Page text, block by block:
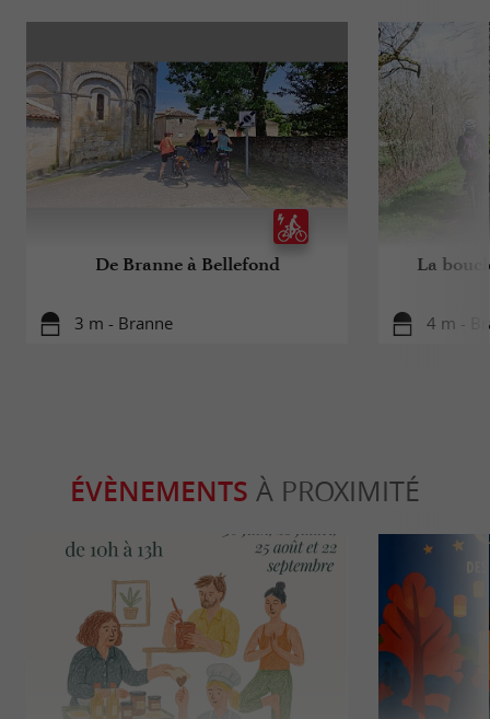
De Branne à Bellefond
3 m - Branne
La
4 m -
ÉVÈNEMENTS À PROXIMITÉ